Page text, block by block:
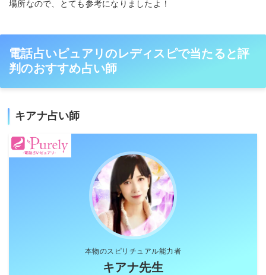
場所なので、とても参考になりましたよ！
電話占いピュアリのレディスピで当たると評
判のおすすめ占い師
キアナ占い師
本物のスピリチュアル能力者
キアナ先生